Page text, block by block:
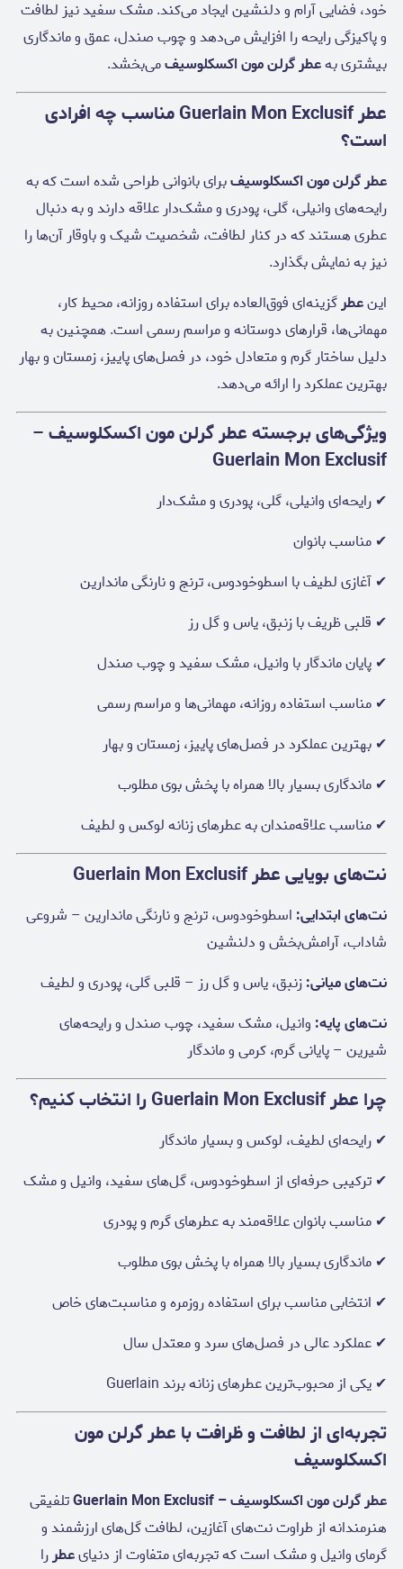
خود، فضایی آرام و دلنشین ایجاد می‌کند. مشک سفید نیز لطافت
و پاکیزگی رایحه را افزایش می‌دهد و چوب صندل، عمق و ماندگاری
بیشتری بهعطر گرلن مون اکسکلوسیفمی‌بخشد.
عطر Guerlain Mon Exclusif مناسب چه افرادی
است؟
عطر گرلن مون اکسکلوسیفبرای بانوانی طراحی شده است که به
رایحه‌های وانیلی، گلی، پودری و مشک‌دار علاقه دارند و به دنبال
عطری هستند که در کنار لطافت، شخصیت شیک و باوقار آن‌ها را
نیز به نمایش بگذارد.
اینعطرگزینه‌ای فوق‌العاده برای استفاده روزانه، محیط کار،
مهمانی‌ها، قرارهای دوستانه و مراسم رسمی است. همچنین به
دلیل ساختار گرم و متعادل خود، در فصل‌های پاییز، زمستان و بهار
بهترین عملکرد را ارائه می‌دهد.
ویژگی‌های برجسته عطر گرلن مون اکسکلوسیف –
Guerlain Mon Exclusif
✔ رایحه‌ای وانیلی، گلی، پودری و مشک‌دار
✔ مناسب بانوان
✔ آغازی لطیف با اسطوخودوس، ترنج و نارنگی ماندارین
✔ قلبی ظریف با زنبق، یاس و گل رز
✔ پایان ماندگار با وانیل، مشک سفید و چوب صندل
✔ مناسب استفاده روزانه، مهمانی‌ها و مراسم رسمی
✔ بهترین عملکرد در فصل‌های پاییز، زمستان و بهار
✔ ماندگاری بسیار بالا همراه با پخش بوی مطلوب
✔ مناسب علاقه‌مندان به عطرهای زنانه لوکس و لطیف
نت‌های بویایی عطر Guerlain Mon Exclusif
نت‌های ابتدایی: اسطوخودوس، ترنج و نارنگی ماندارین – شروعی
شاداب، آرامش‌بخش و دلنشین
نت‌های میانی:زنبق، یاس و گل رز – قلبی گلی، پودری و لطیف
نت‌های پایه: وانیل، مشک سفید، چوب صندل و رایحه‌های
شیرین – پایانی گرم، کرمی و ماندگار
چرا عطر Guerlain Mon Exclusif را انتخاب کنیم؟
✔ رایحه‌ای لطیف، لوکس و بسیار ماندگار
✔ ترکیبی حرفه‌ای از اسطوخودوس، گل‌های سفید، وانیل و مشک
✔ مناسب بانوان علاقه‌مند به عطرهای گرم و پودری
✔ ماندگاری بسیار بالا همراه با پخش بوی مطلوب
✔ انتخابی مناسب برای استفاده روزمره و مناسبت‌های خاص
✔ عملکرد عالی در فصل‌های سرد و معتدل سال
✔ یکی از محبوب‌ترین عطرهای زنانه برند Guerlain
تجربه‌ای از لطافت و ظرافت با عطر گرلن مون
اکسکلوسیف
عطر گرلن مون اکسکلوسیف – Guerlain Mon Exclusif
تلفیقی
هنرمندانه از طراوت نت‌های آغازین، لطافت گل‌های ارزشمند و
گرمای وانیل و مشک است که تجربه‌ای متفاوت از دنیایعطررا